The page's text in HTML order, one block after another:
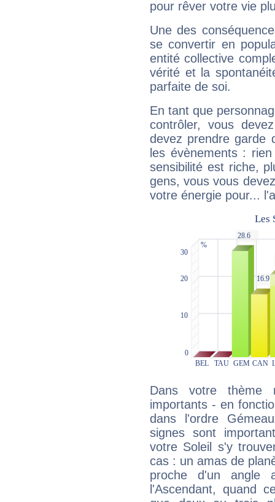
pour rêver votre vie
Une des
se convertir en
entité collective
vérité et la
parfaite de soi.
En tant que
contrôler, vous
devez prendre garde
les évènements :
sensibilité est riche,
gens, vous vous
votre énergie pour...
Dans votre thème
importants - en
dans l'ordre
signes sont
votre Soleil s'y
cas : un amas de
proche d'un
l'Ascendant, quand